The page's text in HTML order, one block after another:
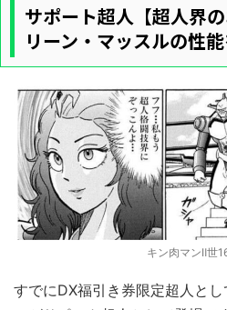
サポート超人【超人界
リーン・マッスルの性能
キン肉マンⅡ世
すでにDX福引き券限定超人と